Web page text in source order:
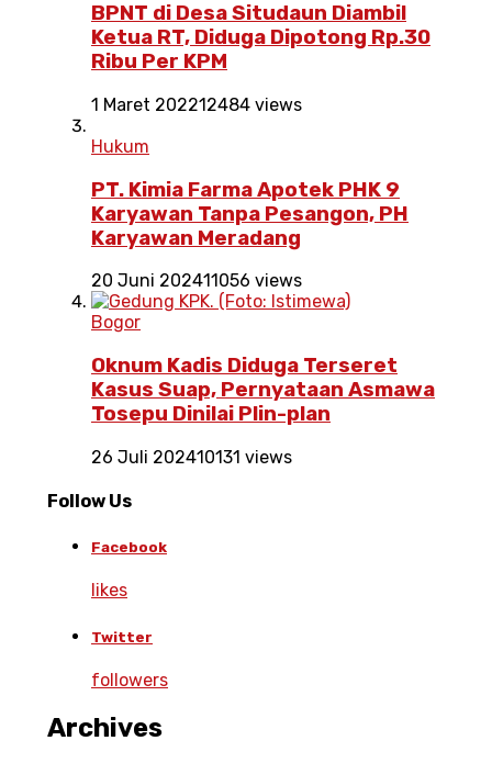
BPNT di Desa Situdaun Diambil
Ketua RT, Diduga Dipotong Rp.30
Ribu Per KPM
1 Maret 202212484 views
Hukum
PT. Kimia Farma Apotek PHK 9
Karyawan Tanpa Pesangon, PH
Karyawan Meradang
20 Juni 202411056 views
Bogor
Oknum Kadis Diduga Terseret
Kasus Suap, Pernyataan Asmawa
Tosepu Dinilai Plin-plan
26 Juli 202410131 views
Follow Us
Facebook
likes
Twitter
followers
Archives